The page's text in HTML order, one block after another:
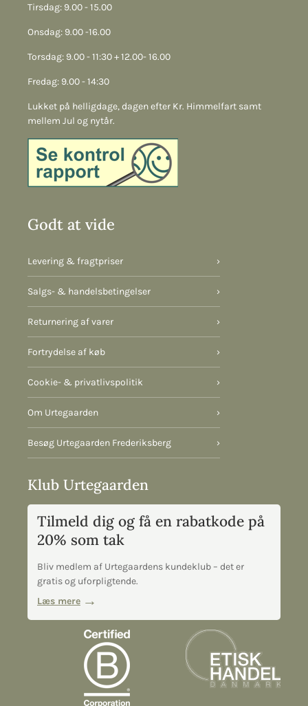
Tirsdag: 9.00 - 15.00
Onsdag: 9.00 -16.00
Torsdag: 9.00 - 11:30 + 12.00- 16.00
Fredag: 9.00 - 14:30
Lukket på helligdage, dagen efter Kr. Himmelfart samt
mellem Jul og nytår.
Godt at vide
Levering & fragtpriser ›
Salgs- & handelsbetingelser ›
Returnering af varer ›
Fortrydelse af køb ›
Cookie- & privatlivspolitik ›
Om Urtegaarden ›
Besøg Urtegaarden Frederiksberg ›
Klub Urtegaarden
Tilmeld dig og få en rabatkode på
20% som tak
Bliv medlem af Urtegaardens kundeklub – det er
gratis og uforpligtende.
Læs mere